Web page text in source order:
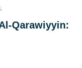
Qarawiyyin: